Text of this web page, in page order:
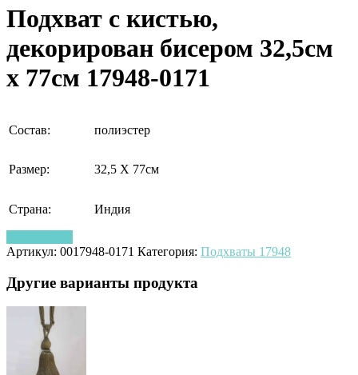
Подхват с кистью,
декорирован бисером 32,5см
х 77см 17948-0171
Состав: полиэстер
Размер: 32,5 Х 77см
Страна: Индия
Артикул: 0017948-0171 Категория: Подхваты 17948
Другие варианты продукта